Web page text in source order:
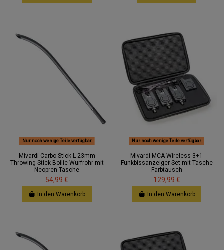
Nur noch wenige Teile verfügbar
Mivardi Carbo Stick L 23mm
Throwing Stick Boilie Wurfrohr mit
Neopren Tasche
54,99 €
In den Warenkorb
Nur noch wenige Teile verfügbar
Mivardi MCA Wireless 3+1
Funkbissanzeiger Set mit Tasche
Farbtausch
129,99 €
In den Warenkorb